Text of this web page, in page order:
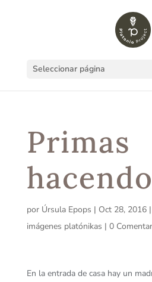
Seleccionar página
Primas
por Úrsula Epops | Oct 28, 2016|
imágenes platónikas | 0
En la entrada de casa hay un